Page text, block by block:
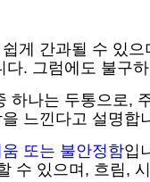
게 간과될 수 있
. 그럼에도 불구
하나는 두통으로,
느낀다고 설명
또는 불안정함입
수 있으며, 흐림,